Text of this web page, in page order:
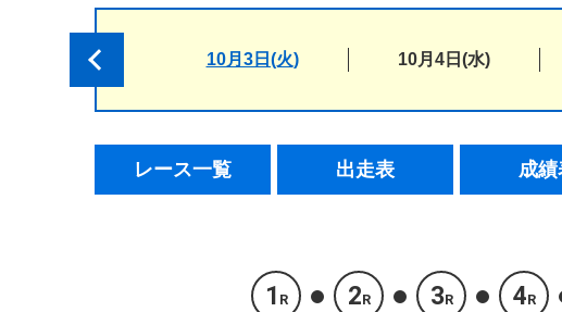
10月3日(火) 10月4日(水)
レース一覧 出走表 成績
1 R 2R 3R 4R